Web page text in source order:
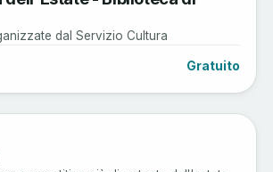
dal Servizio Cultura
Gratuito